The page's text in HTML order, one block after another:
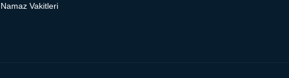
Namaz Vakitleri